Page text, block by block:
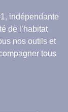
indépendante
de l’habitat
nos outils et
tous